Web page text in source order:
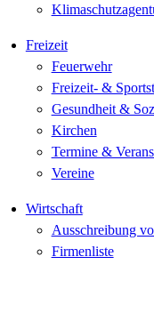
Freizeit
Feuerwehr
Freizeit- &
Gesundheit &
Kirchen
Termine &
Vereine
Wirtschaft
Ausschreibung
Firmenliste